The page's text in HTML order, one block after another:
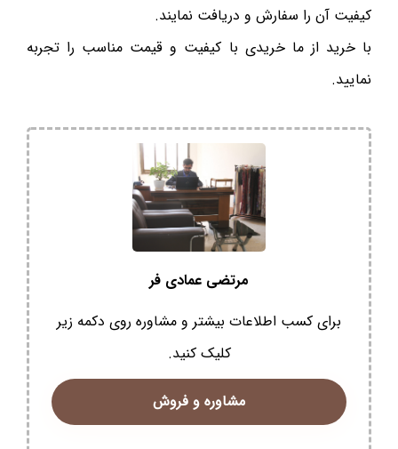
کیفیت آن را سفارش و دریافت نمایند.
با خرید از ما خریدی با کیفیت و قیمت مناسب را تجربه
نمایید.
مرتضی عمادی فر
برای کسب اطلاعات بیشتر و مشاوره روی دکمه زیر
کلیک کنید.
مشاوره و فروش